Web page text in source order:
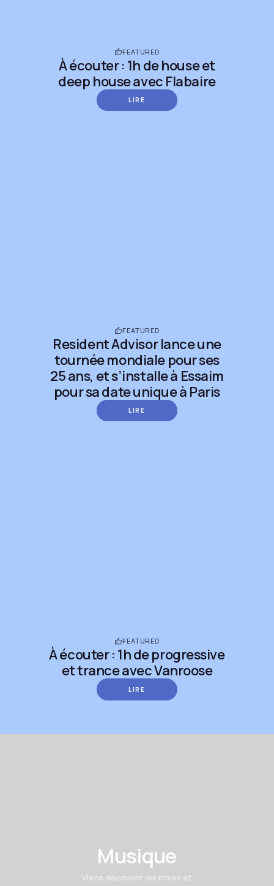
FEATURED
À écouter : 1h de house et
deep house avec Flabaire
LIRE
FEATURED
Resident Advisor lance une
tournée mondiale pour ses
25 ans, et s’installe à Essaim
pour sa date unique à Paris
LIRE
FEATURED
À écouter : 1h de progressive
et trance avec Vanroose
LIRE
Musique
Viens découvrir les mixes et